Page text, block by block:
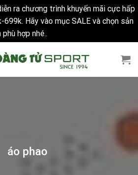
ra chương trình khuyến mãi cực hấp
Hãy vào mục SALE và chọn sản
phù hợp nhé..
áo phao